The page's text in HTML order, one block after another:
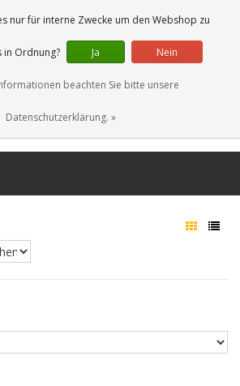
0 Artikel
nur für interne Zwecke um den Webshop zu
in Ordnung? Ja Nein
beachten Sie bitte unsere
Datenschutzerklärung. »